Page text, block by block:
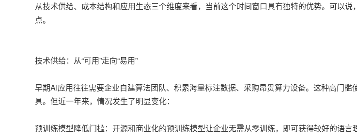
从技术供给、成本结构和应用生态三个维度来看，当前这个时间窗口具有独特的优势。可以
点。
技术供给：从“可用”走向“易用”
早期AI应用往往需要企业自建算法团队、积累海量标注数据、采购昂贵算力设备。这种高门
具。但近一年来，情况发生了明显变化：
预训练模型降低门槛：开源和商业化的预训练模型让企业无需从零训练，即可获得较好的语言